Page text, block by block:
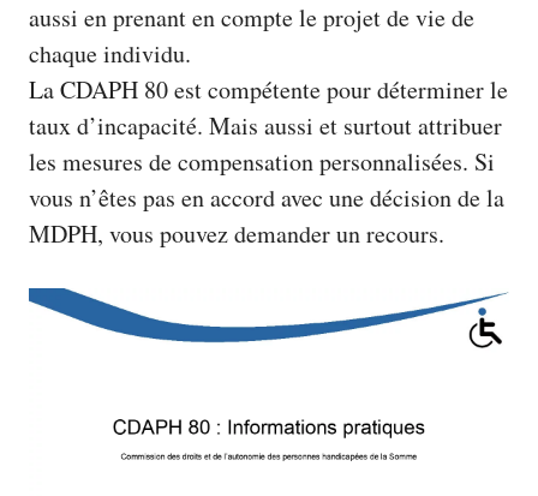
aussi en prenant en compte le projet de vie de
chaque individu.
La CDAPH 80 est compétente pour déterminer le
taux d’incapacité. Mais aussi et surtout attribuer
les mesures de compensation personnalisées. Si
vous n’êtes pas en accord avec une décision de la
MDPH, vous pouvez demander un recours.